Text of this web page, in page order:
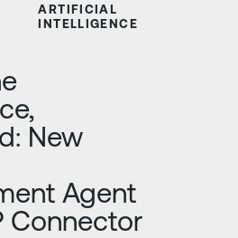
ARTIFICIAL
INTELLIGENCE
New
Agent
Connector